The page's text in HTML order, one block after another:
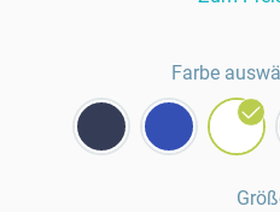
Farbe